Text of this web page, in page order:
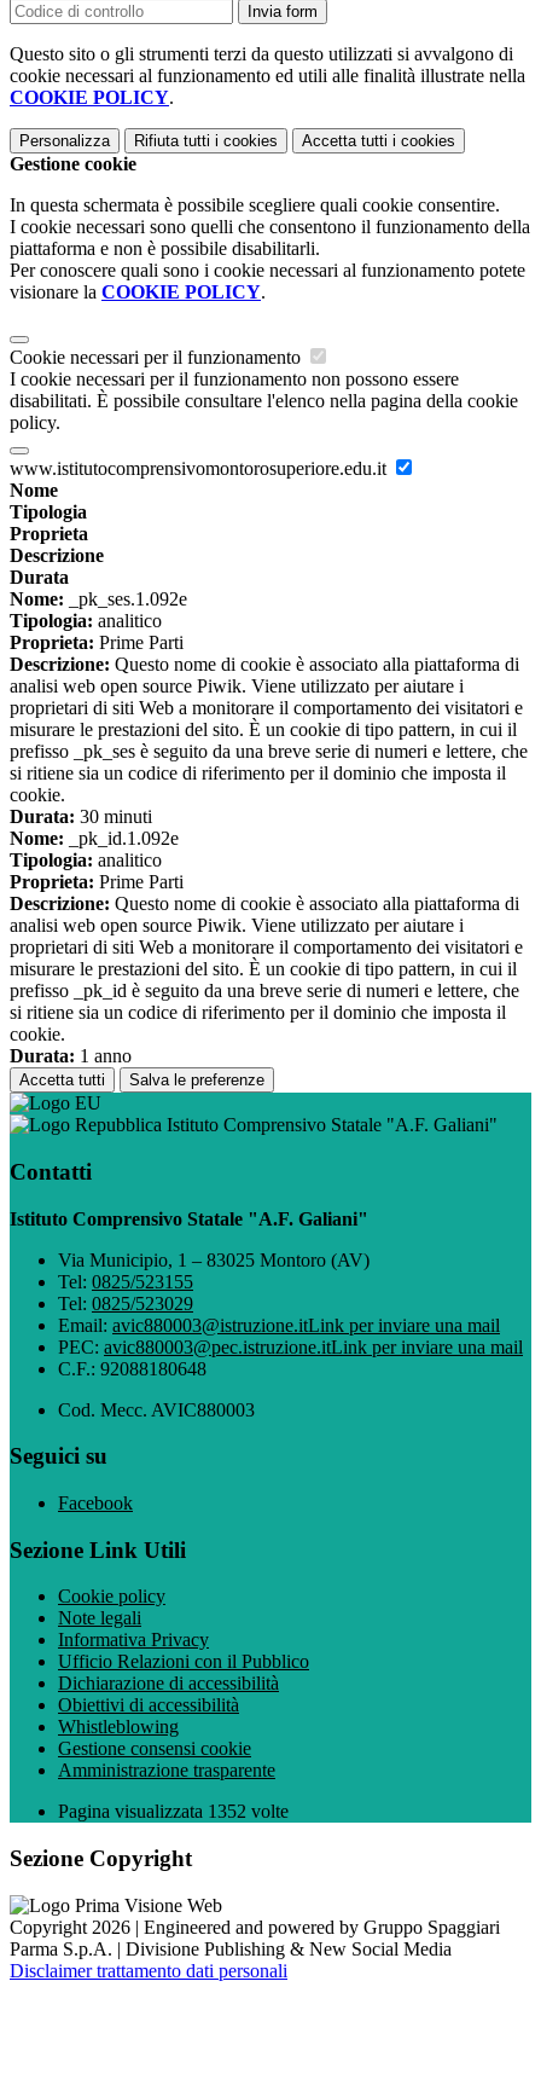
Invia form
Questo sito o gli strumenti terzi da questo utilizzati si avvalgono di
cookie necessari al funzionamento ed utili alle finalità illustrate nella
COOKIE POLICY.
Personalizza Rifiuta tutti i cookies Accetta tutti i cookies
Gestione cookie
In questa schermata è possibile scegliere quali cookie consentire.
I cookie necessari sono quelli che consentono il funzionamento della
piattaforma e non è possibile disabilitarli.
Per conoscere quali sono i cookie necessari al funzionamento potete
visionare la COOKIE POLICY.
Cookie necessari per il funzionamento
I cookie necessari per il funzionamento non possono essere
disabilitati. È possibile consultare l'elenco nella pagina della cookie
policy.
www.istitutocomprensivomontorosuperiore.edu.it
Nome
Tipologia
Proprieta
Descrizione
Durata
Nome: _pk_ses.1.092e
Tipologia: analitico
Proprieta: Prime Parti
Descrizione: Questo nome di cookie è associato alla piattaforma di
analisi web open source Piwik. Viene utilizzato per aiutare i
proprietari di siti Web a monitorare il comportamento dei visitatori e
misurare le prestazioni del sito. È un cookie di tipo pattern, in cui il
prefisso _pk_ses è seguito da una breve serie di numeri e lettere, che
si ritiene sia un codice di riferimento per il dominio che imposta il
cookie.
Durata: 30 minuti
Nome: _pk_id.1.092e
Tipologia: analitico
Proprieta: Prime Parti
Descrizione: Questo nome di cookie è associato alla piattaforma di
analisi web open source Piwik. Viene utilizzato per aiutare i
proprietari di siti Web a monitorare il comportamento dei visitatori e
misurare le prestazioni del sito. È un cookie di tipo pattern, in cui il
prefisso _pk_id è seguito da una breve serie di numeri e lettere, che
si ritiene sia un codice di riferimento per il dominio che imposta il
cookie.
Durata: 1 anno
Accetta tutti Salva le preferenze
Istituto Comprensivo Statale "A.F. Galiani"
Contatti
Istituto Comprensivo Statale "A.F. Galiani"
Via Municipio, 1 – 83025 Montoro (AV)
Tel: 0825/523155
Tel: 0825/523029
Email: avic880003@istruzione.itLink per inviare una mail
PEC: avic880003@pec.istruzione.itLink per inviare una mail
C.F.: 92088180648
Cod. Mecc. AVIC880003
Seguici su
Facebook
Sezione Link Utili
Cookie policy
Note legali
Informativa Privacy
Ufficio Relazioni con il Pubblico
Dichiarazione di accessibilità
Obiettivi di accessibilità
Whistleblowing
Gestione consensi cookie
Amministrazione trasparente
Pagina visualizzata 1352 volte
Sezione Copyright
Copyright 2026 | Engineered and powered by Gruppo Spaggiari
Parma S.p.A. | Divisione Publishing & New Social Media
Disclaimer trattamento dati personali